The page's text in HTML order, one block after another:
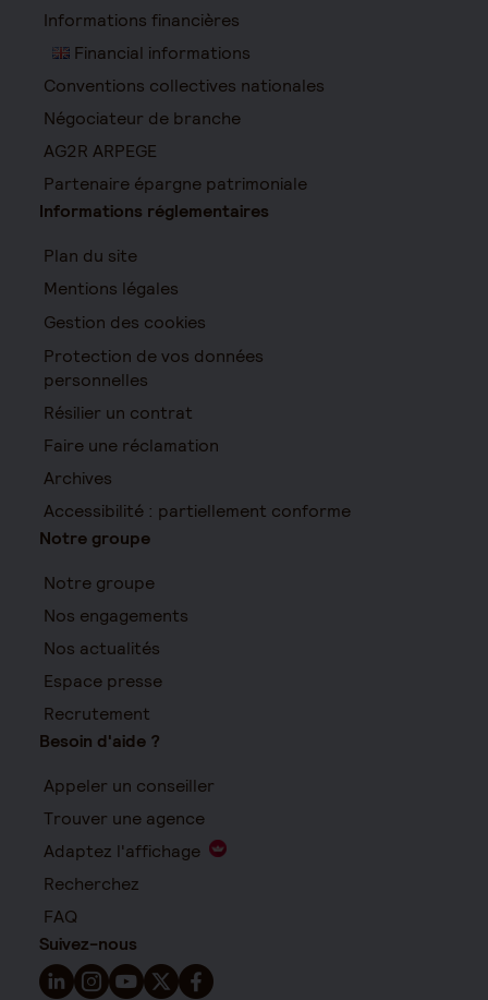
Informations financières
Financial informations
Conventions collectives nationales
Négociateur de branche
AG2R ARPEGE
Partenaire épargne patrimoniale
Informations réglementaires
Plan du site
Mentions légales
Gestion des cookies
Protection de vos données
personnelles
Résilier un contrat
Faire une réclamation
Archives
Accessibilité : partiellement conforme
Notre groupe
Notre groupe
Nos engagements
Nos actualités
Espace presse
Recrutement
Besoin d'aide ?
Appeler un conseiller
Trouver une agence
Adaptez l'affichage
Recherchez
FAQ
Suivez-nous
Suivez-nous sur LinkedIn - Nouvelle fenêtre
Suivez-nous sur Instagram - Nouvelle fenêtre
Suivez-nous sur YouTube - Nouvelle fenêtre
Suivez-nous sur X - Nouvelle fenêtre
Suivez-nous sur Facebook - Nouvelle